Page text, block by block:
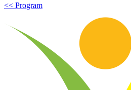
<< Program